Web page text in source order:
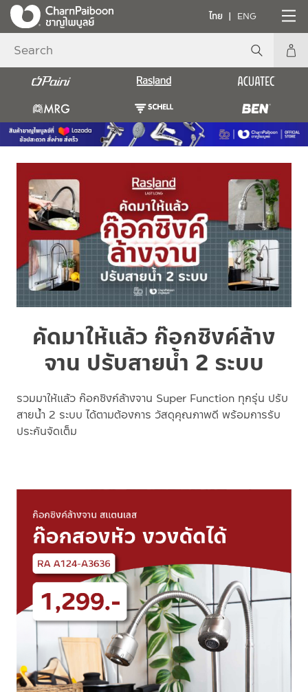
ไทย ENG
คัดมาให้แล้ว ก๊อกซิงค์ล้าง
จาน ปรับสายน้ำ 2 ระบบ
รวมมาให้แล้ว ก๊อกซิงก์ล้างจาน Super Function ทุกรุ่น ปรับ
สายน้ำ 2 ระบบ ได้ตามต้องการ วัสดุคุณภาพดี พร้อมการรับ
ประกันจัดเต็ม